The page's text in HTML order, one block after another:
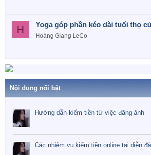
H Yoga góp phần kéo dài tuổi thọ
Hoàng Giang LeCo
Nội dung nổi bật
Hướng dẫn kiếm tiền từ việc đăng ảnh
Các nhiệm vụ kiếm tiền online tại diễn